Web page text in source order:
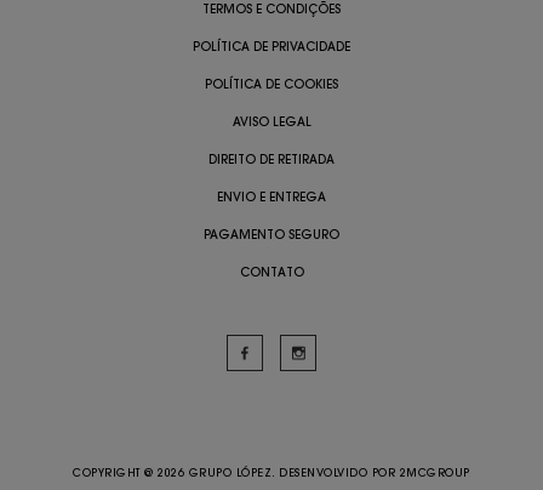
TERMOS E CONDIÇÕES
POLÍTICA DE PRIVACIDADE
POLÍTICA DE COOKIES
AVISO LEGAL
DIREITO DE RETIRADA
ENVIO E ENTREGA
PAGAMENTO SEGURO
CONTATO
COPYRIGHT @ 2026 GRUPO LÓPEZ. DESENVOLVIDO POR 2MCGROUP